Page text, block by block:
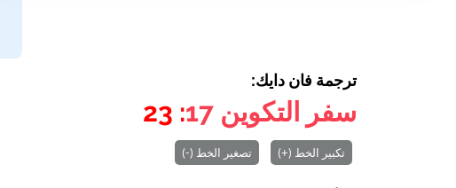
ترجمة فان دايك:
سفر التكوين 17
: 23
تكبير الخط (+) تصغير الخط (-)